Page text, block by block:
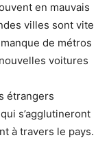
en mauvais
villes sont vite
de métros
voitures
étrangers
s’agglutineront
à travers le pays.